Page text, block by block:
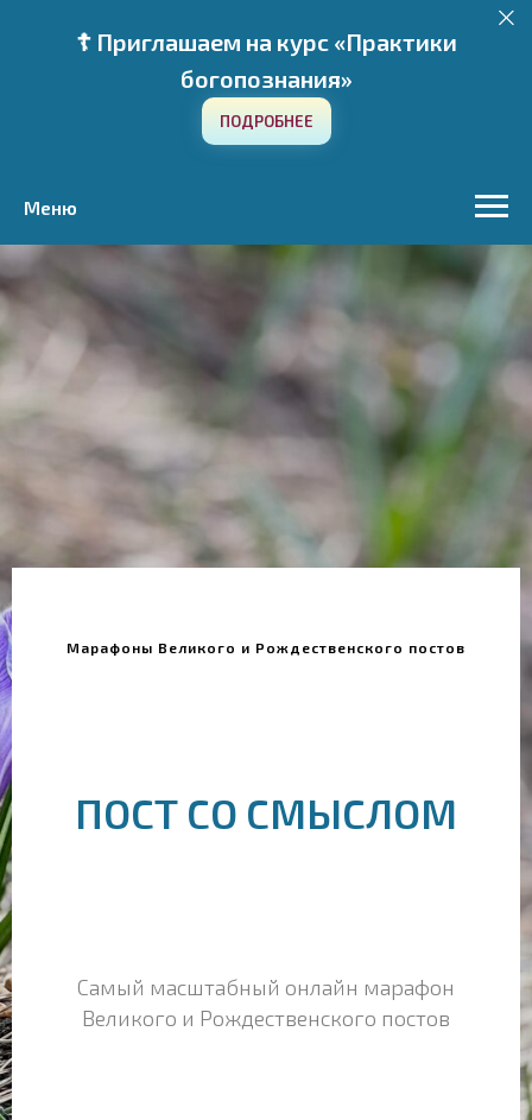
☦️ Приглашаем на курс «Практики
богопознания»
ПОДРОБНЕЕ
Меню
Марафоны Великого и Рождественского постов
ПОСТ СО СМЫСЛОМ
Самый масштабный онлайн марафон
Великого и Рождественского постов